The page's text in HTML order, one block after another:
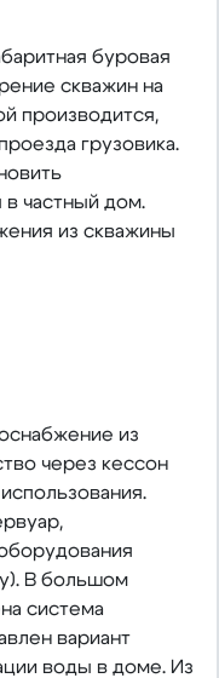
буровая
скважин на
производится,
грузовика.
частный дом.
из скважины
из
через кессон
В большом
система
вариант
воды в доме. Из